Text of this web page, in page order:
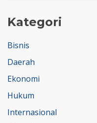
Kategori
Bisnis
Daerah
Ekonomi
Hukum
Internasional